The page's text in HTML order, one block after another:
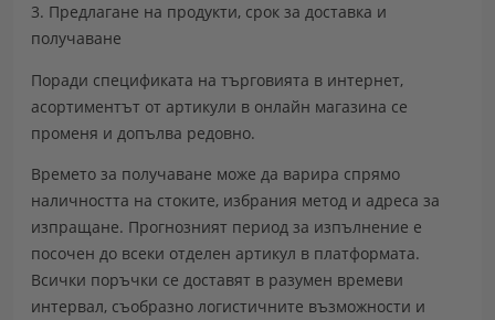
3. Предлагане на продукти, срок за доставка и
получаване
Поради спецификата на търговията в интернет,
асортиментът от артикули в онлайн магазина се
променя и допълва редовно.
Времето за получаване може да варира спрямо
наличността на стоките, избрания метод и адреса за
изпращане. Прогнозният период за изпълнение е
посочен до всеки отделен артикул в платформата.
Всички поръчки се доставят в разумен времеви
интервал, съобразно логистичните възможности и